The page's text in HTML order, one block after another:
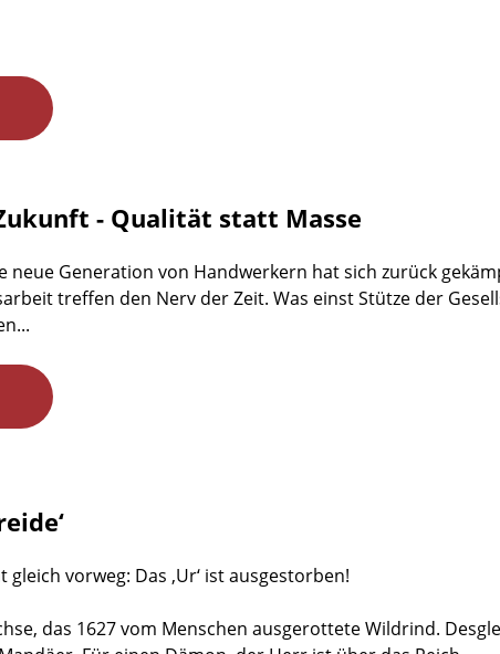
- Qualität statt Masse
neue Generation von Handwerkern hat sich zurück
treffen den Nerv der Zeit. Was einst Stütze der
vorweg: Das ‚Ur‘ ist ausgestorben!
das 1627 vom Menschen ausgerottete Wildrind.